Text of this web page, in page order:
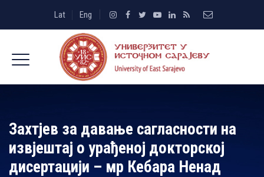
Lat Eng
Захтјев за давање сагласности на
извјештај о урађеној докторској
дисертацији – мр Кебара Ненад